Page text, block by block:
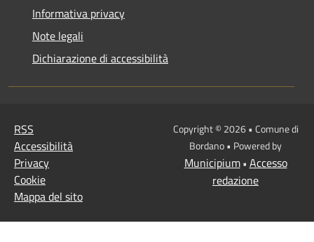
Informativa privacy
Note legali
Dichiarazione di accessibilità
RSS
Accessibilità
Privacy
Cookie
Mappa del sito
Copyright © 2026 • Comune di
Bordano • Powered by
Municipium• Accesso
redazione